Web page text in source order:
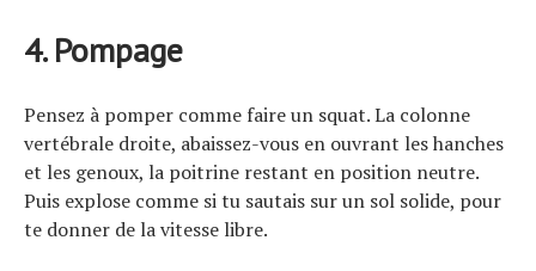
4. Pompage
Pensez à pomper comme faire un squat. La colonne
vertébrale droite, abaissez-vous en ouvrant les hanches
et les genoux, la poitrine restant en position neutre.
Puis explose comme si tu sautais sur un sol solide, pour
te donner de la vitesse libre.